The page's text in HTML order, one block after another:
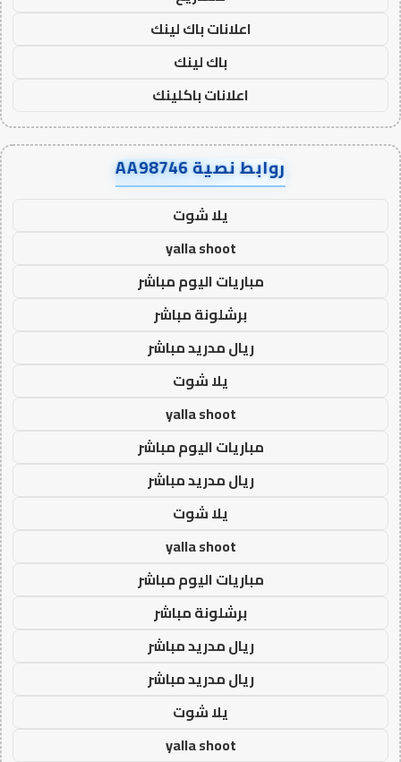
اعلانات باك لينك
باك لينك
اعلانات باكلينك
روابط نصية AA98746
يلا شوت
yalla shoot
مباريات اليوم مباشر
برشلونة مباشر
ريال مدريد مباشر
يلا شوت
yalla shoot
مباريات اليوم مباشر
ريال مدريد مباشر
يلا شوت
yalla shoot
مباريات اليوم مباشر
برشلونة مباشر
ريال مدريد مباشر
ريال مدريد مباشر
يلا شوت
yalla shoot